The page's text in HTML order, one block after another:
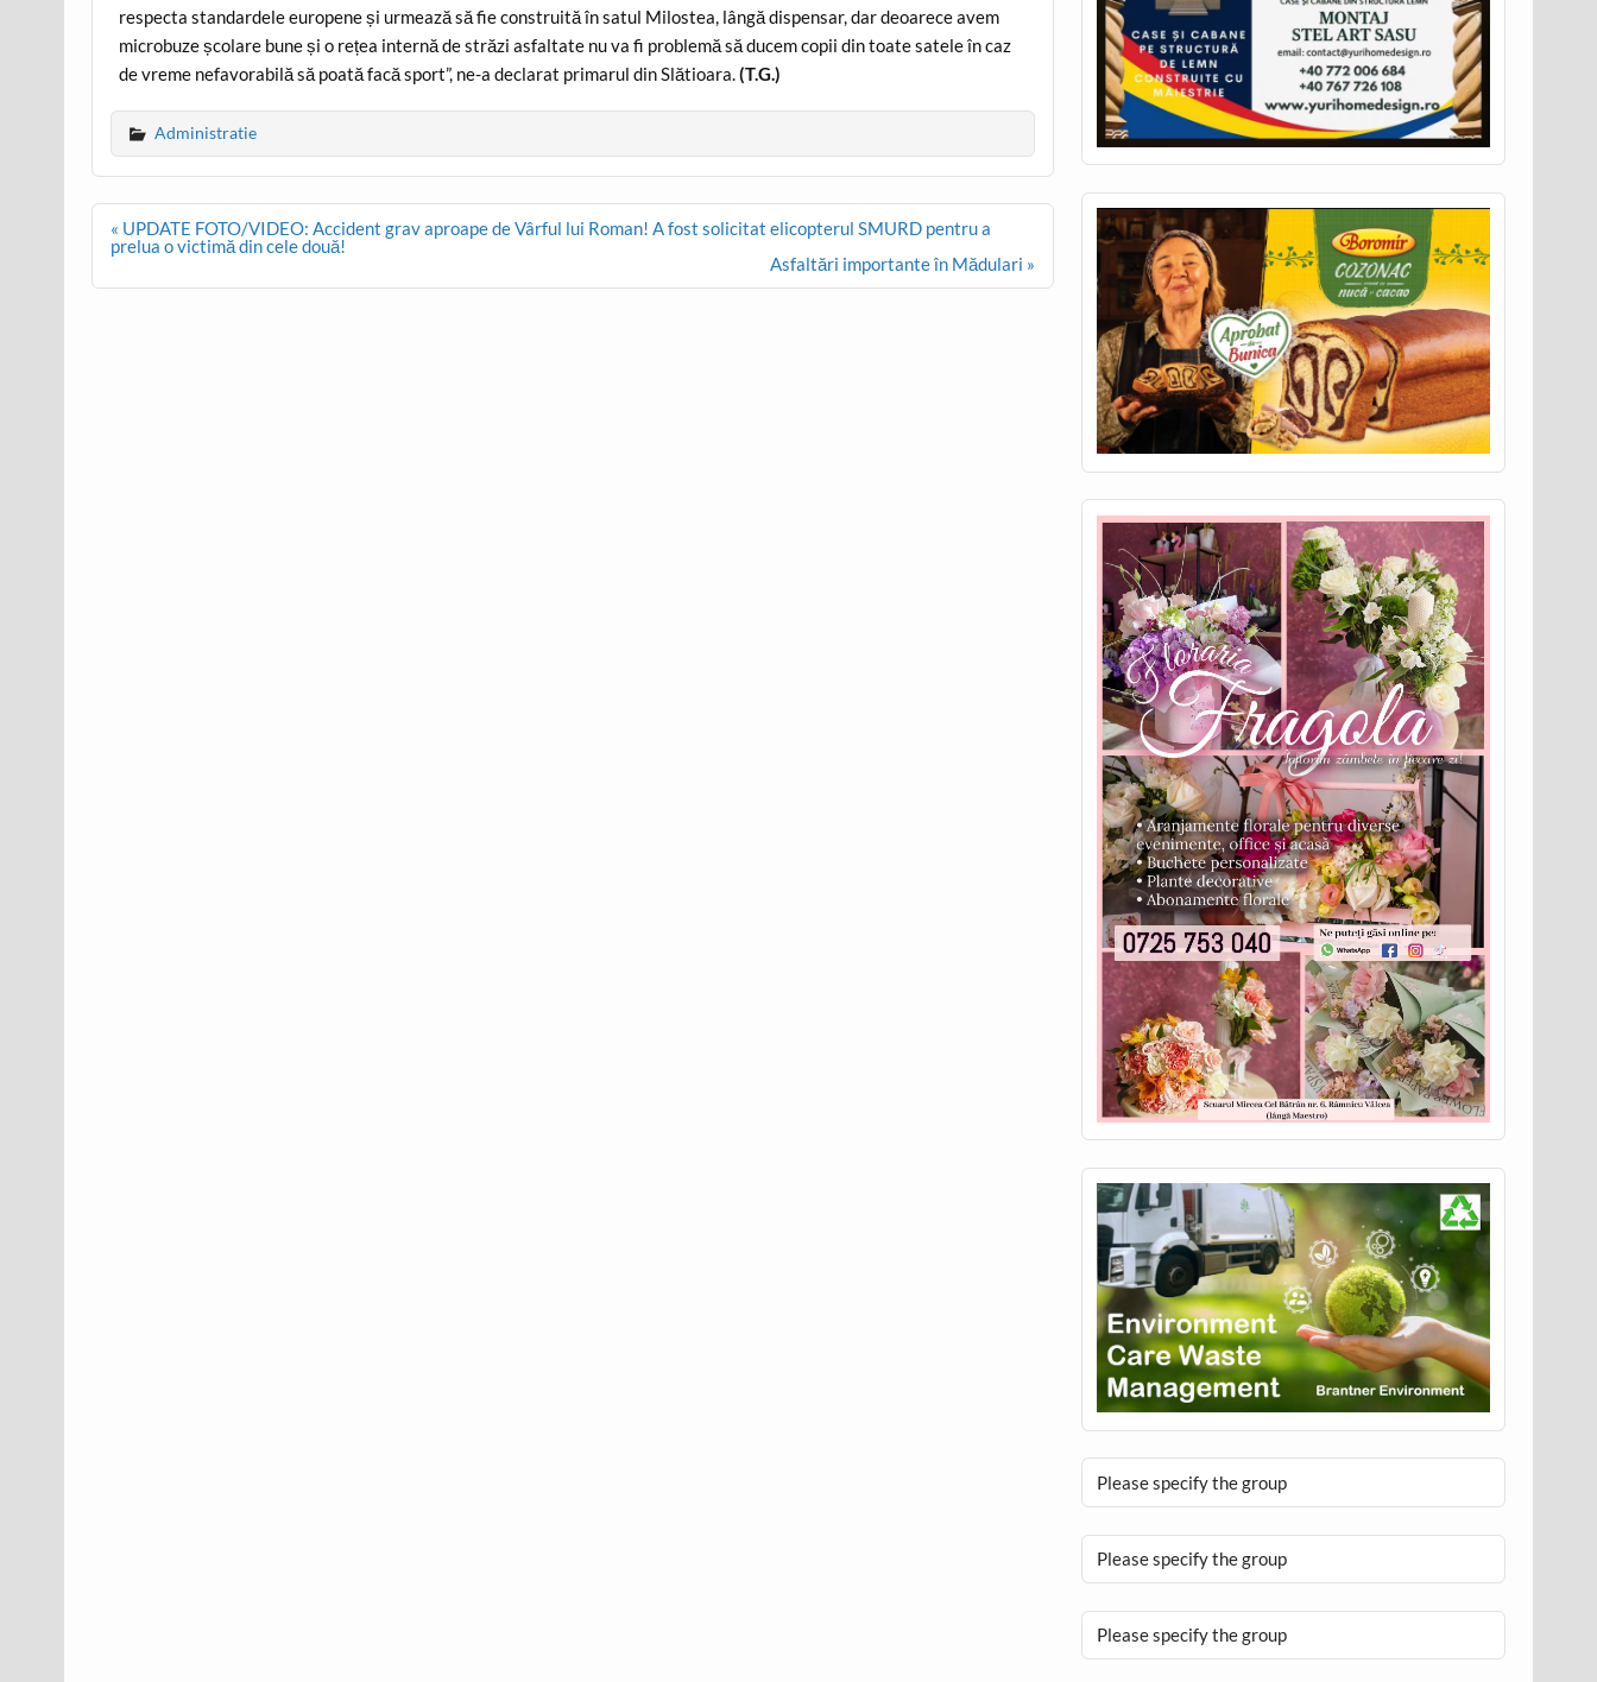
respecta standardele europene și urmează să fie construită în satul Milostea, lângă dispensar, dar deoarece avem
microbuze școlare bune și o rețea internă de străzi asfaltate nu va fi problemă să ducem copii din toate satele în caz
de vreme nefavorabilă să poată facă sport”, ne-a declarat primarul din Slătioara.(T.G.)
Administratie
Post
navigation
« UPDATE FOTO/VIDEO: Accident grav aproape de Vârful lui Roman! A fost solicitat elicopterul SMURD pentru a
prelua o victimă din cele două!
Asfaltări importante în Mădulari »
Please specify the group
Please specify the group
Please specify the group